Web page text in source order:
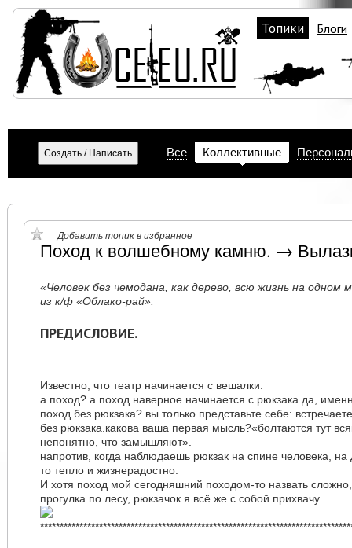
Топики Блоги
Все Коллективные
Добавить топик в избранное
Поход к волшебному камню. →
«Человек без чемодана, как дерево, всю жизнь на одном
из к/ф «Облако-рай».
ПРЕДИСЛОВИЕ.
Известно, что театр начинается с вешалки.
а поход? а поход наверное начинается с рюкзака.да,
поход без рюкзака? вы только представьте себе:
без рюкзака.какова ваша первая мысль?«болтаются тут
непонятно, что замышляют».
напротив, когда наблюдаешь рюкзак на спине человека, на
то тепло и жизнерадостно.
И хотя поход мой сегодняшний походом-то назвать
прогулка по лесу, рюкзачок я всё же с собой прихвачу.